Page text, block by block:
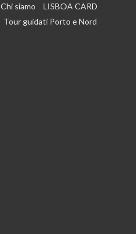
Chi siamo
LISBOA CARD
Tour guidati Porto e Nord